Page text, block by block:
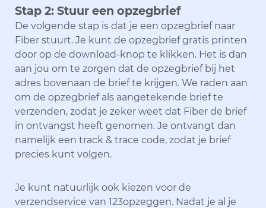
Stap 2: Stuur een opzegbrief
De volgende stap is dat je een opzegbrief naar
Fiber stuurt. Je kunt de opzegbrief gratis printen
door op de download-knop te klikken. Het is dan
aan jou om te zorgen dat de opzegbrief bij het
adres bovenaan de brief te krijgen. We raden aan
om de opzegbrief als aangetekende brief te
verzenden, zodat je zeker weet dat Fiber de brief
in ontvangst heeft genomen. Je ontvangt dan
namelijk een track & trace code, zodat je brief
precies kunt volgen.
Je kunt natuurlijk ook kiezen voor de
verzendservice van 123opzeggen. Nadat je al je